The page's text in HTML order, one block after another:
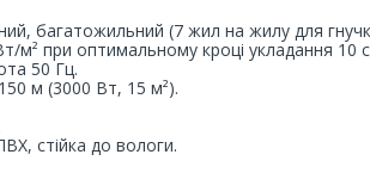
багатожильний (7 жил на жилу для
м² при оптимальному кроці укладання 10
50 Гц.
м (3000 Вт, 15 м²).
стійка до вологи.